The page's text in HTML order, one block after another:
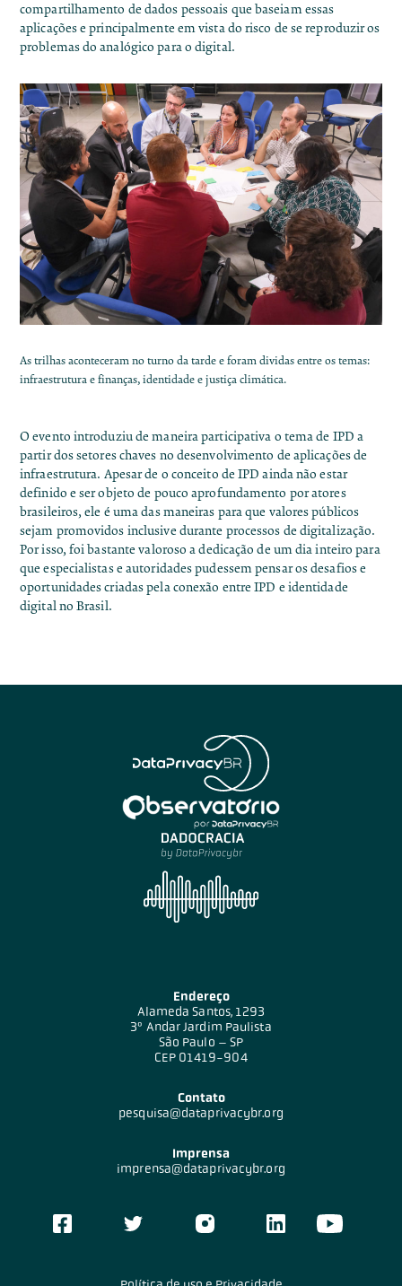
compartilhamento de dados pessoais que baseiam essas
aplicações e principalmente em vista do risco de se reproduzir os
problemas do analógico para o digital.
As trilhas aconteceram no turno da tarde e foram dividas entre os temas:
infraestrutura e finanças, identidade e justiça climática.
O evento introduziu de maneira participativa o tema de IPD a
partir dos setores chaves no desenvolvimento de aplicações de
infraestrutura. Apesar de o conceito de IPD ainda não estar
definido e ser objeto de pouco aprofundamento por atores
brasileiros, ele é uma das maneiras para que valores públicos
sejam promovidos inclusive durante processos de digitalização.
Por isso, foi bastante valoroso a dedicação de um dia inteiro para
que especialistas e autoridades pudessem pensar os desafios e
oportunidades criadas pela conexão entre IPD e identidade
digital no Brasil.
Endereço
Alameda Santos, 1293
3º Andar Jardim Paulista
São Paulo – SP
CEP 01419-904
Contato
pesquisa@dataprivacybr.org
Imprensa
imprensa@dataprivacybr.org